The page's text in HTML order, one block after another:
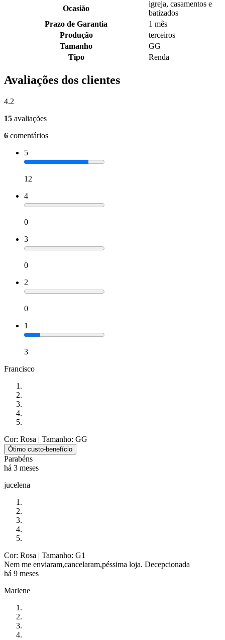
Ocasião
igreja, casamentos e
batizados
Prazo de Garantia
1 mês
Produção
terceiros
Tamanho
GG
Tipo
Renda
Avaliações dos clientes
4.2
15 avaliações
6 comentários
5
12
4
0
3
0
2
0
1
3
Francisco
Cor: Rosa | Tamanho: GG
Ótimo custo-benefício
Parabéns
há 3 meses
jucelena
Cor: Rosa | Tamanho: G1
Nem me enviaram,cancelaram,péssima loja. Decepcionada
há 9 meses
Marlene